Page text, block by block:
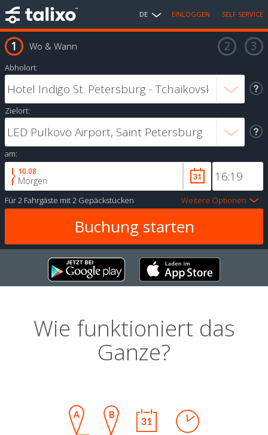
DE EINLOGGEN SELF SERVICE
Wo & Wann
Abholort:
Zielort:
am:
10.08
Morgen
Für2 Fahrgäste mit2 Gepäckstücken Weitere Optionen
Wie funktioniert das
Ganze?